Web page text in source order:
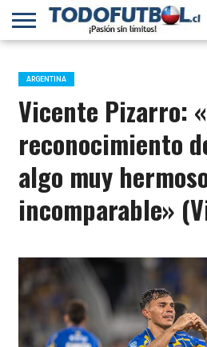
PRIMERA
B
SELECCIÓN
CHILENA
CHILENOS
EN EL
MUNDO
FÚTBOL
INTERNACIONAL
ARGENTINA
Vicente Pizarro:
reconocimiento
algo muy
incomparable»